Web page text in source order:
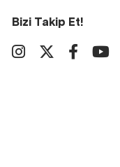
Bizi Takip Et!